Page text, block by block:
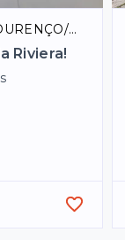
SP
Riviera!